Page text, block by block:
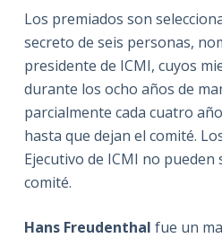
Los premiados son
secreto de seis personas,
presidente de ICMI, cuyos
durante los ocho años de
parcialmente cada cuatro
hasta que dejan el comité.
Ejecutivo de ICMI no pueden
comité.
Hans Freudenthal fue un